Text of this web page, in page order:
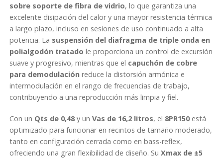
sobre soporte de fibra de vidrio, lo que garantiza una
excelente disipación del calor y una mayor resistencia térmica
a largo plazo, incluso en sesiones de uso continuado a alta
potencia. La suspensión del diafragma de triple onda en
polialgodón tratado le proporciona un control de excursión
suave y progresivo, mientras que el capuchón de cobre
para demodulación reduce la distorsión armónica e
intermodulación en el rango de frecuencias de trabajo,
contribuyendo a una reproducción más limpia y fiel.
Con un Qts de 0,48 y unVas de 16,2 litros, el 8PR150está
optimizado para funcionar en recintos de tamaño moderado,
tanto en configuración cerrada como en bass-reflex,
ofreciendo una gran flexibilidad de diseño. SuXmax de ±5